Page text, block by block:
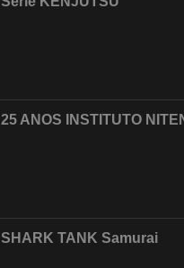
25 ANOS INSTITUTO
SHARK TANK Samurai